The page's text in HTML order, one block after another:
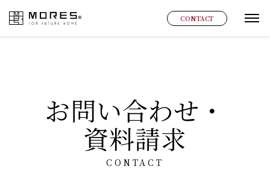
MORES CONTACT グ
お問い合わせ・
資料請求
CONTACT